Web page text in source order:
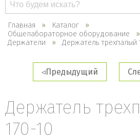
каталогу
Главная
Каталог
Общелабораторное оборудование
Держатели
Держатель трехпалый
Предыдущий
Держатель
170-10